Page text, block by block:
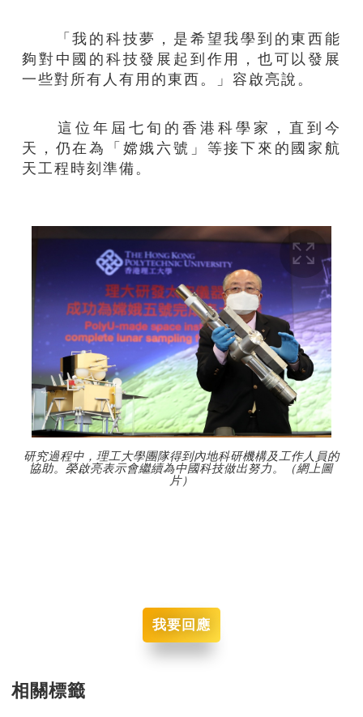
「我的科技夢，是希望我學到的東西能
夠對中國的科技發展起到作用，也可以發展
一些對所有人有用的東西。」容啟亮說。
這位年屆七旬的香港科學家，直到今
天，仍在為「嫦娥六號」等接下來的國家航
天工程時刻準備。
研究過程中，理工大學團隊得到內地科研機構及工作人員的
協助。榮啟亮表示會繼續為中國科技做出努力。（網上圖
片）
我要回應
相關標籤